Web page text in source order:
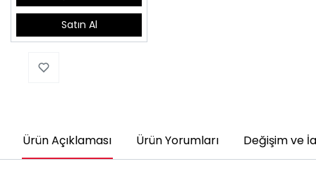
Satın Al
Ürün Açıklaması Ürün Yorumları Değişim ve